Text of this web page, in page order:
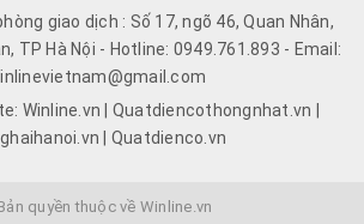
giao dịch : Số 17, ngõ 46, Quan Nhân,
TP Hà Nội - Hotline: 0949.761.893 - Email:
Winline.vn | Quatdiencothongnhat.vn |
| Quatdienco.vn
quyền thuộc về Winline.vn